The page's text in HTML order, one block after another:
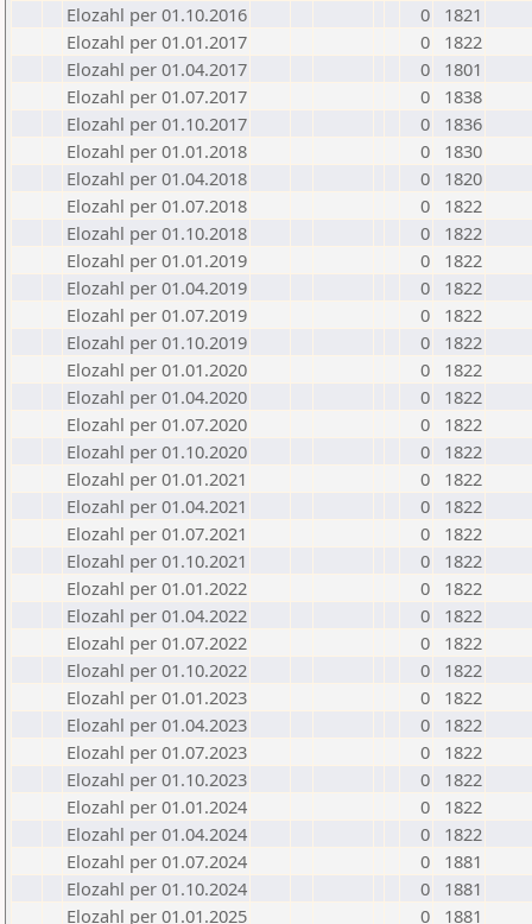
Elozahl per 01.10.2016
0
1821
Elozahl per 01.01.2017
0
1822
Elozahl per 01.04.2017
0
1801
Elozahl per 01.07.2017
0
1838
Elozahl per 01.10.2017
0
1836
Elozahl per 01.01.2018
0
1830
Elozahl per 01.04.2018
0
1820
Elozahl per 01.07.2018
0
1822
Elozahl per 01.10.2018
0
1822
Elozahl per 01.01.2019
0
1822
Elozahl per 01.04.2019
0
1822
Elozahl per 01.07.2019
0
1822
Elozahl per 01.10.2019
0
1822
Elozahl per 01.01.2020
0
1822
Elozahl per 01.04.2020
0
1822
Elozahl per 01.07.2020
0
1822
Elozahl per 01.10.2020
0
1822
Elozahl per 01.01.2021
0
1822
Elozahl per 01.04.2021
0
1822
Elozahl per 01.07.2021
0
1822
Elozahl per 01.10.2021
0
1822
Elozahl per 01.01.2022
0
1822
Elozahl per 01.04.2022
0
1822
Elozahl per 01.07.2022
0
1822
Elozahl per 01.10.2022
0
1822
Elozahl per 01.01.2023
0
1822
Elozahl per 01.04.2023
0
1822
Elozahl per 01.07.2023
0
1822
Elozahl per 01.10.2023
0
1822
Elozahl per 01.01.2024
0
1822
Elozahl per 01.04.2024
0
1822
Elozahl per 01.07.2024
0
1881
Elozahl per 01.10.2024
0
1881
Elozahl per 01.01.2025
0
1881